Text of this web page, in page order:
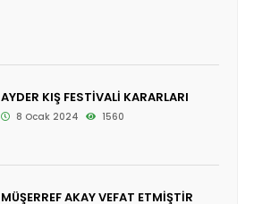
AYDER KIŞ FESTİVALİ KARARLARI
8 Ocak 2024 1560
MÜŞERREF AKAY VEFAT ETMİŞTİR